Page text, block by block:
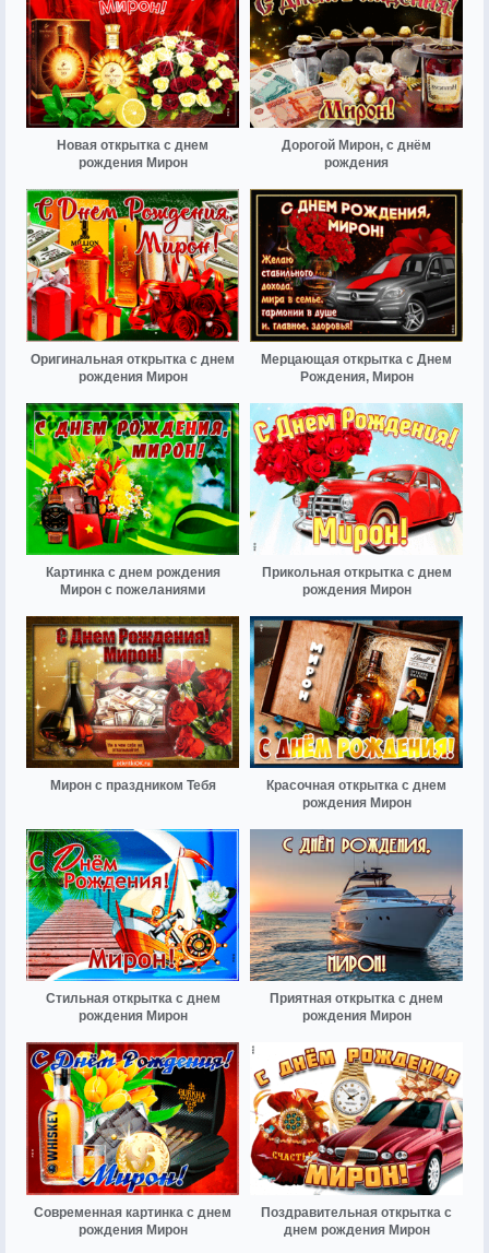
Новая открытка с днем
рождения Мирон
Дорогой Мирон, с днём
рождения
Оригинальная открытка с днем
рождения Мирон
Мерцающая открытка с Днем
Рождения, Мирон
Картинка с днем рождения
Мирон с пожеланиями
Прикольная открытка с днем
рождения Мирон
Мирон с праздником Тебя
Красочная открытка с днем
рождения Мирон
Стильная открытка с днем
рождения Мирон
Приятная открытка с днем
рождения Мирон
Современная картинка с днем
рождения Мирон
Поздравительная открытка с
днем рождения Мирон